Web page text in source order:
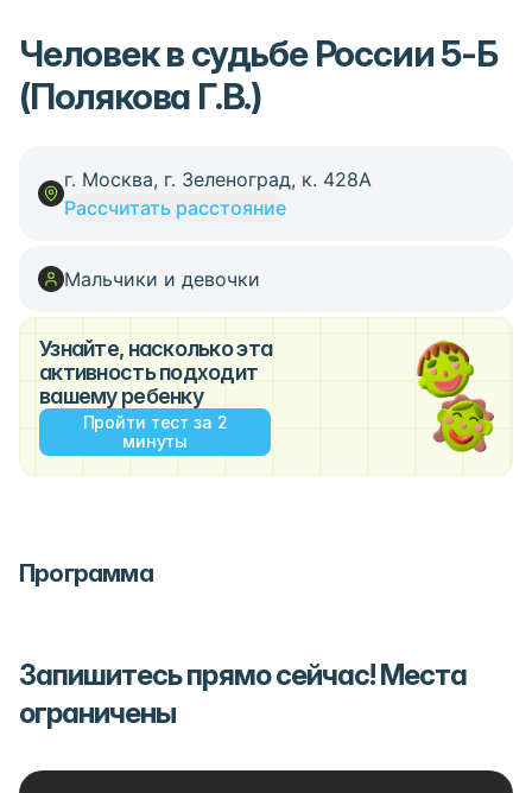
Человек в судьбе России 5-Б
(Полякова Г.В.)
г. Москва, г. Зеленоград, к. 428А
Рассчитать расстояние
Мальчики и девочки
Узнайте, насколько эта
активность подходит
вашему ребенку
Пройти тест за 2
минуты
Программа
Запишитесь прямо сейчас! Места
ограничены